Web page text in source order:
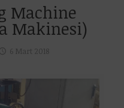
Machine
Makinesi)
6 Mart 2018